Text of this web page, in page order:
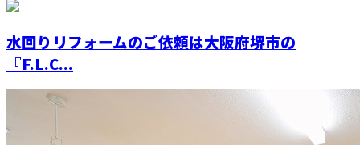
水回りリフォームのご依頼は大阪府堺市の
『F.L.C...